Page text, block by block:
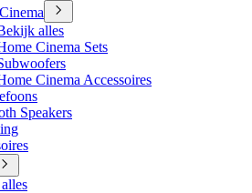
alles
Cinema Sets
Cinema Accessoires
Speakers